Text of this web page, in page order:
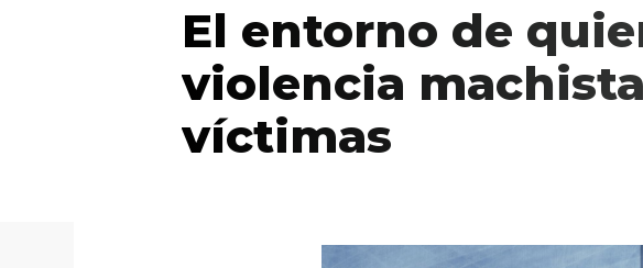
ser
El entorno de
violencia
víctimas